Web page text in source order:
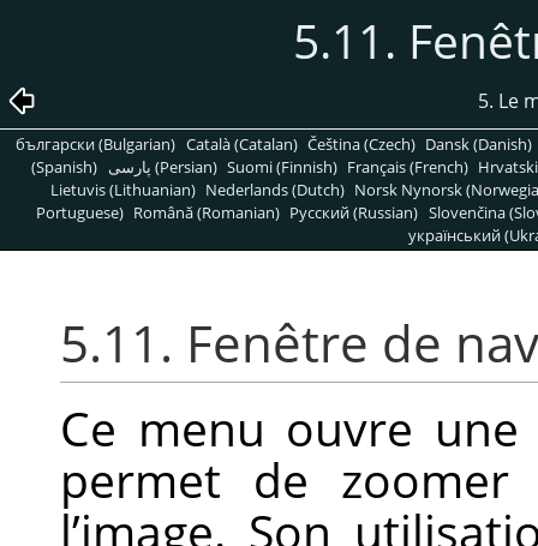
5.11.
5. Le
български (Bulgarian) Català (Catalan) Čeština (Czech) Dansk (Danish)
(Spanish)
پارسی (Persian) Suomi (Finnish) Français (French)
Lietuvis (Lithuanian) Nederlands (Dutch) Norsk Nynorsk
Portuguese) Română (Romanian) Pусский (Russian) Slovenčina
український
5.11. Fenêtre de
Ce menu ouvre
permet de
l’image. Son